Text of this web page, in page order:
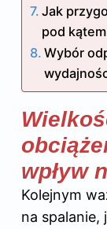
Jak
pod
Wybór
wpływ
Kolejnym
na spalanie,